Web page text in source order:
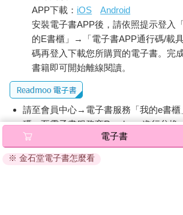
APP下載： iOS
Android
安裝電子書APP後，請依照提示登入
的E書櫃」→「電子書APP通行碼/載
碼再登入下載您所購買的電子書。完
書籍即可開始離線閱讀。
請至會員中心→電子書服務「我的e書櫃
碼』至電子書服務商Readmoo進行兌換
退換貨須知：
因版權保護，您在金石堂所購買的電子
電子書
※ 金石堂電子書怎麼看